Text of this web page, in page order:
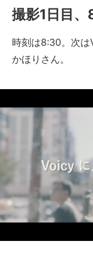
撮影1日目
時刻は8:30。次
かほりさん。